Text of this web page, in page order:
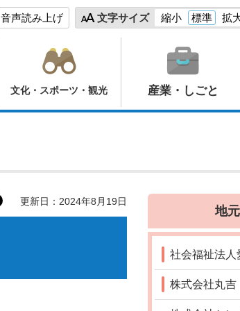
音声読み上げ 文字サイズ 縮小 標準 拡
文化・スポーツ・観光 産業・しごと
更新日：2024年8月19日
地
社会福祉法人
株式会社丸吉